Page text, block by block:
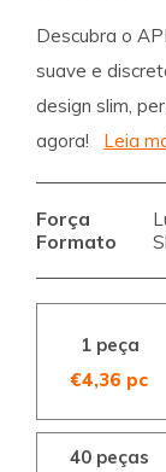
Descubra o
suave e
design slim,
agora!
Leia
Força
Formato
1 peça
€4,36 pc
40 peças